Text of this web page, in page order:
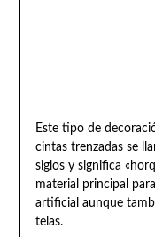
Este tipo de
cintas trenzadas se
siglos y significa
material principal
artificial aunque
telas.